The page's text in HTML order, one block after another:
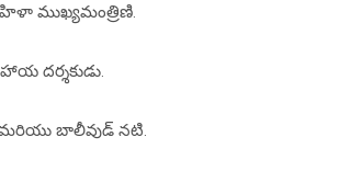
ముఖ్యమంత్రిణి.
దర్శకుడు.
బాలీవుడ్ నటి.